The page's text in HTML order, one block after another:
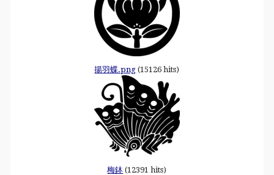
揚羽蝶.png (15126 hits)
梅鉢 (12391 hits)